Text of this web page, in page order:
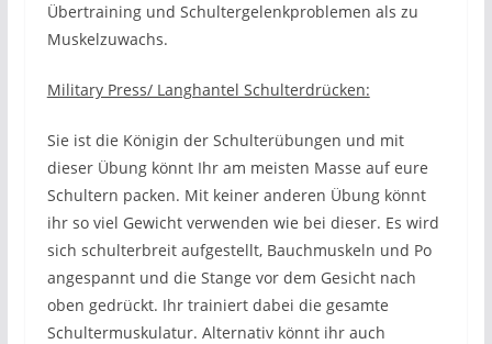
Übertraining und Schultergelenkproblemen als zu
Muskelzuwachs.
Military Press/ Langhantel Schulterdrücken:
Sie ist die Königin der Schulterübungen und mit
dieser Übung könnt Ihr am meisten Masse auf eure
Schultern packen. Mit keiner anderen Übung könnt
ihr so viel Gewicht verwenden wie bei dieser. Es wird
sich schulterbreit aufgestellt, Bauchmuskeln und Po
angespannt und die Stange vor dem Gesicht nach
oben gedrückt. Ihr trainiert dabei die gesamte
Schultermuskulatur. Alternativ könnt ihr auch